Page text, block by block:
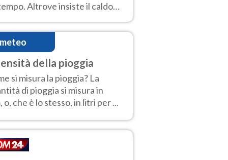
Altrove insiste il caldo
con picchi di 40°C. Le
della pioggia
si misura la pioggia? La
di pioggia si misura in
o, che è lo stesso, in litri per ...